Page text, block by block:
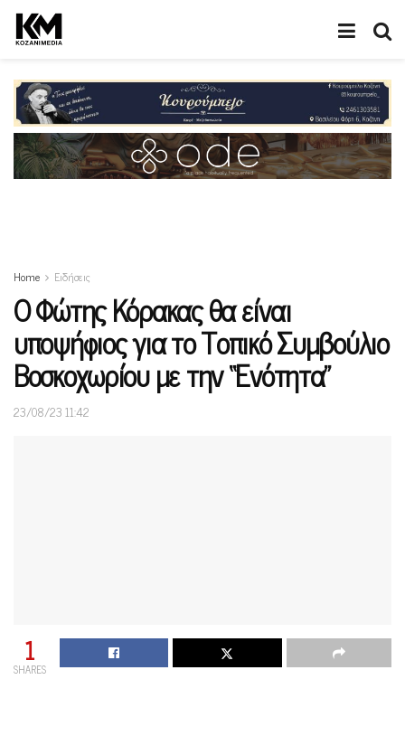
Home Ειδήσεις
Ο Φώτης Κόρακας θα είναι
υποψήφιος για το Τοπικό Συμβούλιο
Βοσκοχωρίου με την “Ενότητα”
23/08/23 11:42
1
SHARES